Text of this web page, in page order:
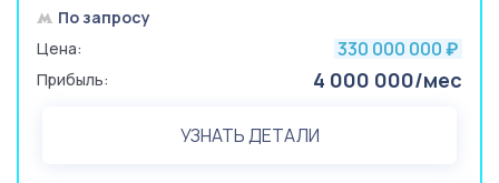
По запросу
Цена:
330 000 000 ₽
Прибыль: 4 000 000/мес
УЗНАТЬ ДЕТАЛИ